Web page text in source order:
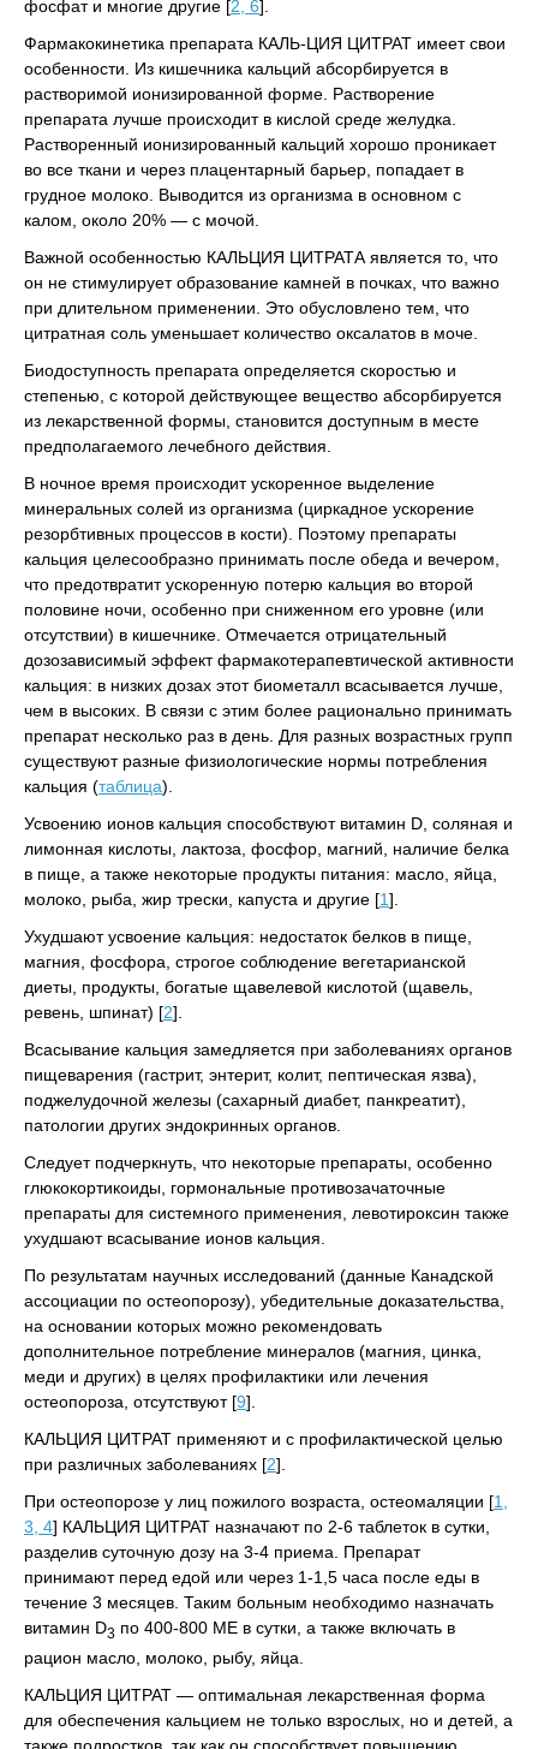
фосфат и многие другие [2, 6].
Фармакокинетика препарата КАЛЬ-ЦИЯ ЦИТРАТ имеет свои
особенности. Из кишечника кальций абсорбируется в
растворимой ионизированной форме. Растворение
препарата лучше происходит в кислой среде желудка.
Растворенный ионизированный кальций хорошо проникает
во все ткани и через плацентарный барьер, попадает в
грудное молоко. Выводится из организма в основном с
калом, около 20% — с мочой.
Важной особенностью КАЛЬЦИЯ ЦИТРАТА является то, что
он не стимулирует образование камней в почках, что важно
при длительном применении. Это обусловлено тем, что
цитратная соль уменьшает количество оксалатов в моче.
Биодоступность препарата определяется скоростью и
степенью, с которой действующее вещество абсорбируется
из лекарственной формы, становится доступным в месте
предполагаемого лечебного действия.
В ночное время происходит ускоренное выделение
минеральных солей из организма (циркадное ускорение
резорбтивных процессов в кости). Поэтому препараты
кальция целесообразно принимать после обеда и вечером,
что предотвратит ускоренную потерю кальция во второй
половине ночи, особенно при сниженном его уровне (или
отсутствии) в кишечнике. Отмечается отрицательный
дозозависимый эффект фармакотерапевтической активности
кальция: в низких дозах этот биометалл всасывается лучше,
чем в высоких. В связи с этим более рационально принимать
препарат несколько раз в день. Для разных возрастных групп
существуют разные физиологические нормы потребления
кальция (таблица).
Усвоению ионов кальция способствуют витамин D, соляная и
лимонная кислоты, лактоза, фосфор, магний, наличие белка
в пище, а также некоторые продукты питания: масло, яйца,
молоко, рыба, жир трески, капуста и другие [1].
Ухудшают усвоение кальция: недостаток белков в пище,
магния, фосфора, строгое соблюдение вегетарианской
диеты, продукты, богатые щавелевой кислотой (щавель,
ревень, шпинат) [2].
Всасывание кальция замедляется при заболеваниях органов
пищеварения (гастрит, энтерит, колит, пептическая язва),
поджелудочной железы (сахарный диабет, панкреатит),
патологии других эндокринных органов.
Следует подчеркнуть, что некоторые препараты, особенно
глюкокортикоиды, гормональные противозачаточные
препараты для системного применения, левотироксин также
ухудшают всасывание ионов кальция.
По результатам научных исследований (данные Канадской
ассоциации по остеопорозу), убедительные доказательства,
на основании которых можно рекомендовать
дополнительное потребление минералов (магния, цинка,
меди и других) в целях профилактики или лечения
остеопороза, отсутствуют [9].
КАЛЬЦИЯ ЦИТРАТ применяют и с профилактической целью
при различных заболеваниях [2].
При остеопорозе у лиц пожилого возраста, остеомаляции [1,
3, 4] КАЛЬЦИЯ ЦИТРАТ назначают по 2-6 таблеток в сутки,
разделив суточную дозу на 3-4 приема. Препарат
принимают перед едой или через 1-1,5 часа после еды в
течение 3 месяцев. Таким больным необходимо назначать
витамин D3 по 400-800 МЕ в сутки, а также включать в
рацион масло, молоко, рыбу, яйца.
КАЛЬЦИЯ ЦИТРАТ — оптимальная лекарственная форма
для обеспечения кальцием не только взрослых, но и детей, а
также подростков, так как он способствует повышению